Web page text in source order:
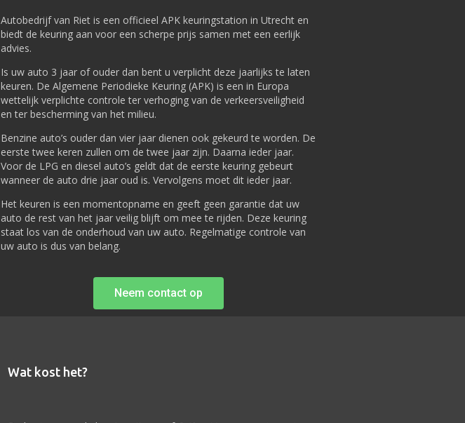
Autobedrijf van Riet is een officieel APK keuringstation in Utrecht en
biedt de keuring aan voor een scherpe prijs samen met een eerlijk
advies.
Is uw auto 3 jaar of ouder dan bent u verplicht deze jaarlijks te laten
keuren. De Algemene Periodieke Keuring (APK) is een in Europa
wettelijk verplichte controle ter verhoging van de verkeersveiligheid
en ter bescherming van het milieu.
Benzine auto’s ouder dan vier jaar dienen ook gekeurd te worden. De
eerste twee keren zullen om de twee jaar zijn. Daarna ieder jaar.
Voor de LPG en diesel auto’s geldt dat de eerste keuring gebeurt
wanneer de auto drie jaar oud is. Vervolgens moet dit ieder jaar.
Het keuren is een momentopname en geeft geen garantie dat uw
auto de rest van het jaar veilig blijft om mee te rijden. Deze keuring
staat los van de onderhoud van uw auto. Regelmatige controle van
uw auto is dus van belang.
Neem contact op
Wat kost het?